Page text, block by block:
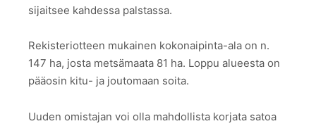
sijaitsee kahdessa palstassa.
Rekisteriotteen mukainen kokonaipinta-ala on n.
147 ha, josta metsämaata 81 ha. Loppu alueesta on
pääosin kitu- ja joutomaan soita.
Uuden omistajan voi olla mahdollista korjata satoa